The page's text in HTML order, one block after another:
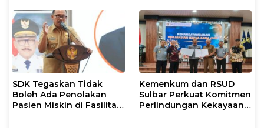
SDK Tegaskan Tidak
Boleh Ada Penolakan
Pasien Miskin di Fasilitas
Kemenkum dan RSUD
Sulbar Perkuat Komitmen
Perlindungan Kekayaan